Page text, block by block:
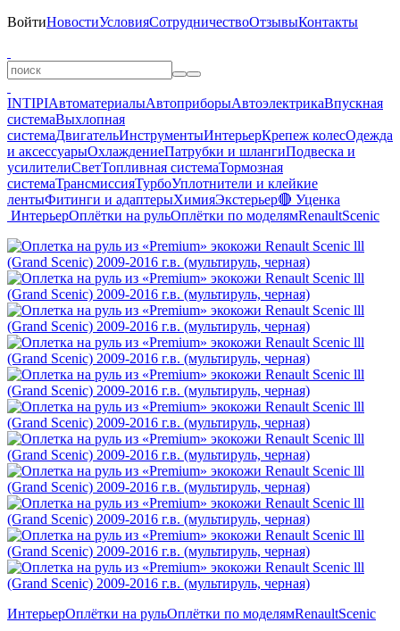
ВойтиНовостиУсловияСотрудничествоОтзывыКонтакты
INTIPIАвтоматериалыАвтоприборыАвтоэлектрикаВпускная
системаВыхлопная
системаДвигательИнструментыИнтерьерКрепеж колесОдежда
и аксессуарыОхлаждениеПатрубки и шлангиПодвеска и
усилителиСветТопливная системаТормозная
системаТрансмиссияТурбоУплотнители и клейкие
лентыФитинги и адаптерыХимияЭкстерьер🔴 Уценка
ИнтерьерОплётки на рульОплётки по моделямRenaultScenic
ИнтерьерОплётки на рульОплётки по моделямRenaultScenic